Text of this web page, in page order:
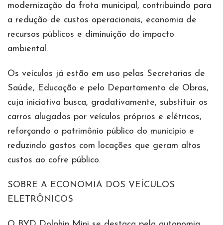
modernização da frota municipal, contribuindo para
a redução de custos operacionais, economia de
recursos públicos e diminuição do impacto
ambiental.
Os veículos já estão em uso pelas Secretarias de
Saúde, Educação e pelo Departamento de Obras,
cuja iniciativa busca, gradativamente, substituir os
carros alugados por veículos próprios e elétricos,
reforçando o patrimônio público do município e
reduzindo gastos com locações que geram altos
custos ao cofre público.
SOBRE A ECONOMIA DOS VEÍCULOS
ELETRÔNICOS